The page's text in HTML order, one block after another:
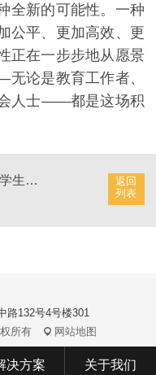
新的可能性。一种
公平、更加高效、更
正在一步步地从愿景
论是教育工作者、
人士——都是这场积
返回
列表
人工智能阅卷系统：优化学生成绩管理的智能化工具
路132号4号楼301
所有 网站地图
决方案 关于我们